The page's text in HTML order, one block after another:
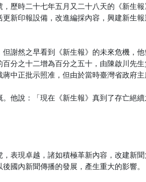
歷時二十七年五月又二十八天的《新生
新印報設備，改進編採內容，興建新生
謝然之早看到《新生報》的未來危機，
分之十二增為百分之五十，由陳啟川先
中正批示照准，但由於當時臺灣省政府
他說：「現在《新生報》真到了存亡絕
表現卓越，諸如積極革新內容，改建新
國內新聞傳播的發展，產生重大的影響。